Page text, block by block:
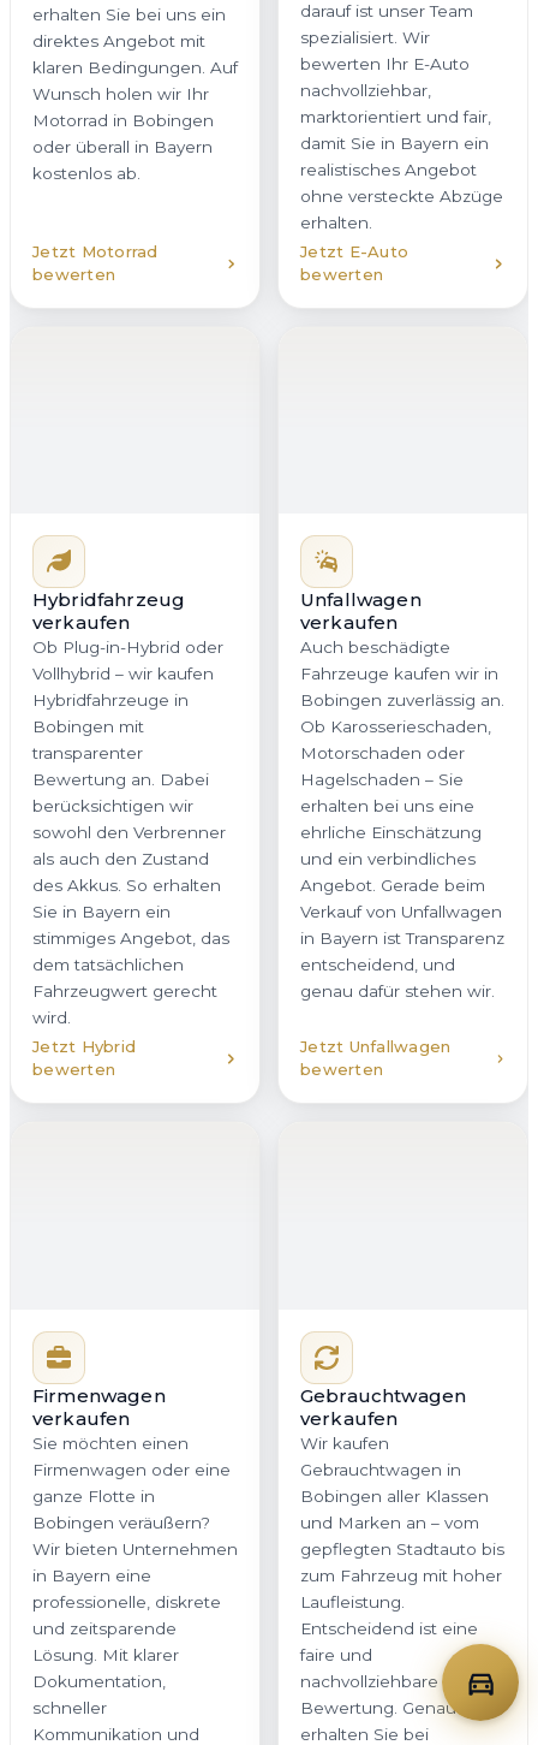
erhalten Sie bei uns ein
direktes Angebot mit
klaren Bedingungen. Auf
Wunsch holen wir Ihr
Motorrad in Bobingen
oder überall in Bayern
kostenlos ab.
Jetzt Motorrad
bewerten
darauf ist unser Team
spezialisiert. Wir
bewerten Ihr E-Auto
nachvollziehbar,
marktorientiert und fair,
damit Sie in Bayern ein
realistisches Angebot
ohne versteckte Abzüge
erhalten.
Jetzt E-Auto
bewerten
Hybridfahrzeug
verkaufen
Ob Plug-in-Hybrid oder
Vollhybrid – wir kaufen
Hybridfahrzeuge in
Bobingen mit
transparenter
Bewertung an. Dabei
berücksichtigen wir
sowohl den Verbrenner
als auch den Zustand
des Akkus. So erhalten
Sie in Bayern ein
stimmiges Angebot, das
dem tatsächlichen
Fahrzeugwert gerecht
wird.
Jetzt Hybrid
bewerten
Unfallwagen
verkaufen
Auch beschädigte
Fahrzeuge kaufen wir in
Bobingen zuverlässig an.
Ob Karosserieschaden,
Motorschaden oder
Hagelschaden – Sie
erhalten bei uns eine
ehrliche Einschätzung
und ein verbindliches
Angebot. Gerade beim
Verkauf von Unfallwagen
in Bayern ist Transparenz
entscheidend, und
genau dafür stehen wir.
Jetzt Unfallwagen
bewerten
Firmenwagen
verkaufen
Sie möchten einen
Firmenwagen oder eine
ganze Flotte in
Bobingen veräußern?
Wir bieten Unternehmen
in Bayern eine
professionelle, diskrete
und zeitsparende
Lösung. Mit klarer
Dokumentation,
schneller
Kommunikation und
Gebrauchtwagen
verkaufen
Wir kaufen
Gebrauchtwagen in
Bobingen aller Klassen
und Marken an – vom
gepflegten Stadtauto bis
zum Fahrzeug mit hoher
Laufleistung.
Entscheidend ist eine
faire und
nachvollziehbare
Bewertung. Genau das
erhalten Sie bei